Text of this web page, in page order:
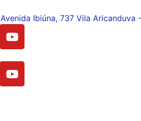
Avenida Ibiúna, 737 Vila Aricanduva